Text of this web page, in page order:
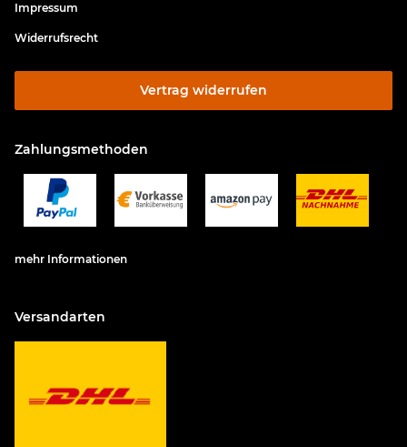
Impressum
Widerrufsrecht
Vertrag widerrufen
Zahlungsmethoden
mehr Informationen
Versandarten